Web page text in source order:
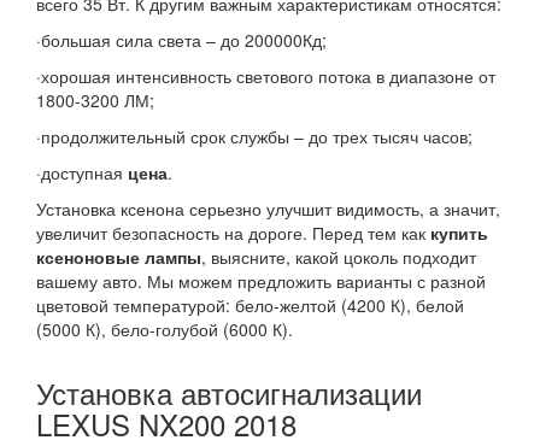
·большая сила света – до 200000Кд;
·хорошая интенсивность светового потока в диапазоне от
1800-3200 ЛМ;
·продолжительный срок службы – до трех тысяч часов;
·доступная цена.
Установка ксенона серьезно улучшит видимость, а значит,
увеличит безопасность на дороге. Перед тем как купить
ксеноновые лампы, выясните, какой цоколь подходит
вашему авто. Мы можем предложить варианты с разной
цветовой температурой: бело-желтой (4200 К), белой
(5000 К), бело-голубой (6000 К).
Установка автосигнализации
LEXUS NX200 2018